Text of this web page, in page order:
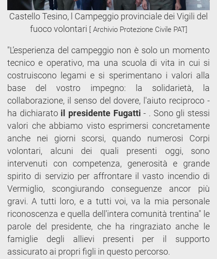
Castello Tesino, l Campeggio provinciale dei Vigili del
fuoco volontari [ Archivio Protezione Civile PAT]
"L’esperienza del campeggio non è solo un momento
tecnico e operativo, ma una scuola di vita in cui si
costruiscono legami e si sperimentano i valori alla
base del vostro impegno: la solidarietà, la
collaborazione, il senso del dovere, l'aiuto reciproco -
ha dichiarato il presidente Fugatti - . Sono gli stessi
valori che abbiamo visto esprimersi concretamente
anche nei giorni scorsi, quando numerosi Corpi
volontari, alcuni dei quali presenti oggi, sono
intervenuti con competenza, generosità e grande
spirito di servizio per affrontare il vasto incendio di
Vermiglio, scongiurando conseguenze ancor più
gravi. A tutti loro, e a tutti voi, va la mia personale
riconoscenza e quella dell'intera comunità trentina" le
parole del presidente, che ha ringraziato anche le
famiglie degli allievi presenti per il supporto
assicurato ai propri figli in questo percorso.